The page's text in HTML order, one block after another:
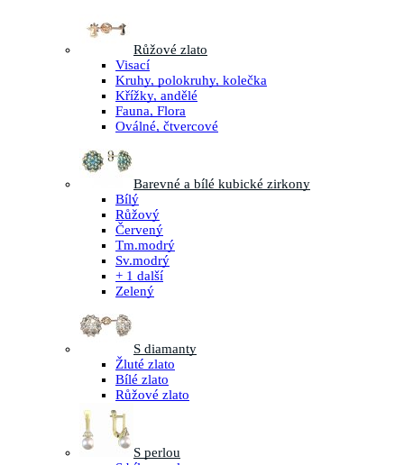
Růžové zlato
Visací
Kruhy, polokruhy, kolečka
Křížky, andělé
Fauna, Flora
Oválné, čtvercové
Barevné a bílé kubické zirkony
Bílý
Růžový
Červený
Tm.modrý
Sv.modrý
+ 1 další
Zelený
S diamanty
Žluté zlato
Bílé zlato
Růžové zlato
S perlou